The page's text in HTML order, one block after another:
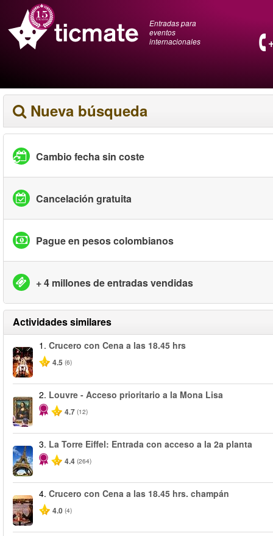
Entradas para
eventos
internacionales
Nueva búsqueda
Cambio fecha sin coste
Cancelación gratuita
Pague en pesos colombianos
+ 4 millones de entradas vendidas
Actividades similares
1. Crucero con Cena a las 18.45 hrs
4.5 (6)
2. Louvre - Acceso prioritario a la Mona Lisa
4.7 (12)
3. La Torre Eiffel: Entrada con acceso a la 2a planta
4.4 (264)
4. Crucero con Cena a las 18.45 hrs. champán
4.0 (4)